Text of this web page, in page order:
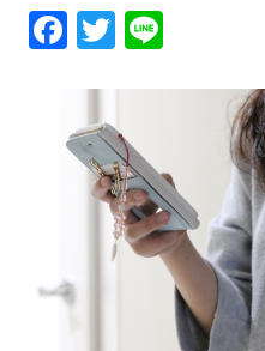
F
a
c
e
b
k
T
w
itt
er
e